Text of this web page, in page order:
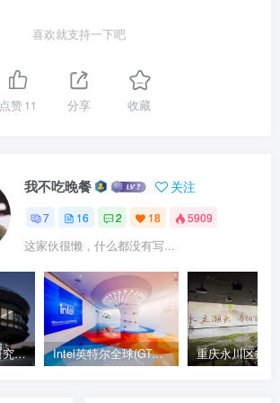
喜欢就支持一下吧
点赞11 分享 收藏
我不吃晚餐 关注
7 16 2 18 5909
这家伙很懒，什么都没有写...
宁波吉利杭州湾研究院极氪共创中心展厅实拍 Intel英特尔全球(GTC)科技体验中心 重庆永川区规